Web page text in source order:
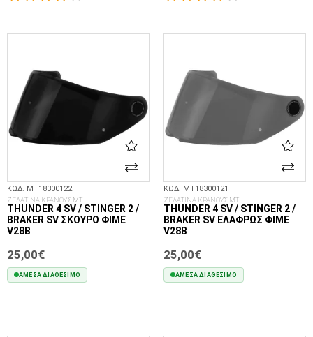
ΚΩΔ. MT18300122
ΖΕΛΑΤΙΝΑ ΚΡΑΝΟΥΣ MT
THUNDER 4 SV / STINGER 2 /
BRAKER SV ΣΚΟΎΡΟ ΦΙΜΈ
V28B
25,00€
ΆΜΕΣΑ ΔΙΑΘΈΣΙΜΟ
ΚΩΔ. MT18300121
ΖΕΛΑΤΙΝΑ ΚΡΑΝΟΥΣ MT
THUNDER 4 SV / STINGER 2 /
BRAKER SV ΕΛΑΦΡΏΣ ΦΙΜΈ
V28B
25,00€
ΆΜΕΣΑ ΔΙΑΘΈΣΙΜΟ